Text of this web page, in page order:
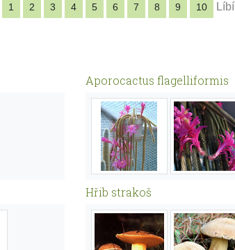
1 2 3 4 5 6 7 8 9 10 Líbí
Aporocactus flagelliformis
Hřib strakoš